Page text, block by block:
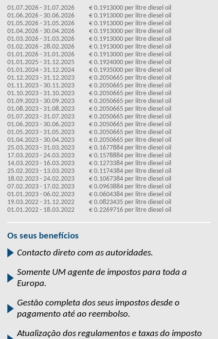
01.07.2026 - 31.07.2026
€ 0.1913000 per litre diesel oil
01.06.2026 - 30.06.2026
€ 0.1913000 per litre diesel oil
01.05.2026 - 31.05.2026
€ 0.1913000 per litre diesel oil
01.04.2026 - 30.04.2026
€ 0.1913000 per litre diesel oil
01.03.2026 - 31.03.2026
€ 0.1913000 per litre diesel oil
01.02.2026 - 28.02.2026
€ 0.1913000 per litre diesel oil
01.01.2026 - 31.01.2026
€ 0.1913000 per litre diesel oil
01.01.2025 - 31.12.2025
€ 0.1924000 per litre diesel oil
01.01.2024 - 31.12.2024
€ 0.1935000 per litre diesel oil
01.12.2023 - 31.12.2023
€ 0.2050665 per litre diesel oil
01.11.2023 - 30.11.2023
€ 0.2050665 per litre diesel oil
01.10.2023 - 31.10.2023
€ 0.2050665 per litre diesel oil
01.09.2023 - 30.09.2023
€ 0.2050665 per litre diesel oil
01.08.2023 - 31.08.2023
€ 0.2050665 per litre diesel oil
01.07.2023 - 31.07.2023
€ 0.2050665 per litre diesel oil
01.06.2023 - 30.06.2023
€ 0.2050665 per litre diesel oil
01.05.2023 - 31.05.2023
€ 0.2050665 per litre diesel oil
01.04.2023 - 30.04.2023
€ 0.2050665 per litre diesel oil
25.03.2023 - 31.03.2023
€ 0.1677884 per litre diesel oil
17.03.2023 - 24.03.2023
€ 0.1578884 per litre diesel oil
14.03.2023 - 16.03.2023
€ 0.1273384 per litre diesel oil
25.02.2023 - 13.03.2023
€ 0.1174384 per litre diesel oil
18.02.2023 - 24.02.2023
€ 0.1067384 per litre diesel oil
07.02.2023 - 17.02.2023
€ 0.0963884 per litre diesel oil
01.01.2023 - 06.02.2023
€ 0.0604384 per litre diesel oil
19.03.2022 - 31.12.2022
€ 0.0823435 per litre diesel oil
01.01.2022 - 18.03.2022
€ 0.2269716 per litre diesel oil
Os seus benefícios
Contacto direto com as autoridades.
Somente UM agente de impostos para toda a
Europa.
Gestão completa dos seus impostos desde o
pagamento até ao reembolso.
Atualização dos regulamentos e taxas do imposto